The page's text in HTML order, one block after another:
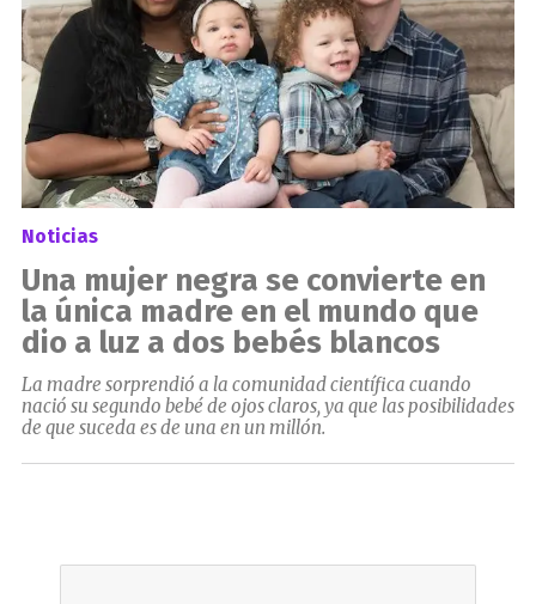
Noticias
Una mujer negra se convierte en
la única madre en el mundo que
dio a luz a dos bebés blancos
La madre sorprendió a la comunidad científica cuando
nació su segundo bebé de ojos claros, ya que las posibilidades
de que suceda es de una en un millón.